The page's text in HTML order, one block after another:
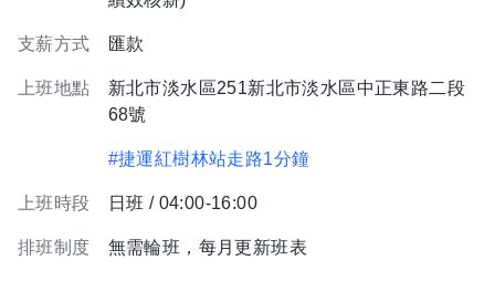
支薪方式 匯款
上班地點
新北市淡水區251新北市淡水區中正東路二段
68號
#捷運紅樹林站走路1分鐘
上班時段 日班 / 04:00-16:00
排班制度 無需輪班，每月更新班表